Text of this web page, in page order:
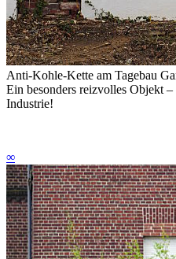
Anti-Kohle-Kette am Tagebau
Ein besonders reizvolles Objekt
Industrie!
∞